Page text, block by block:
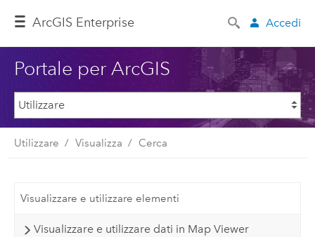
ArcGIS Enterprise Accedi
Portale per ArcGIS
Utilizzare Visualizza Cerca
Visualizzare e utilizzare elementi
Visualizzare e utilizzare dati in Map Viewer